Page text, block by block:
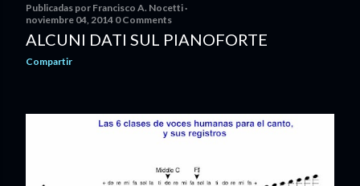
Publicadas por Francisco A. Nocetti
noviembre 04, 2014 0 Comments
ALCUNI DATI SUL PIANOFORTE
Compartir